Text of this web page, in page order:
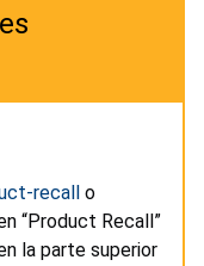
recall o
“Product Recall”
la parte superior